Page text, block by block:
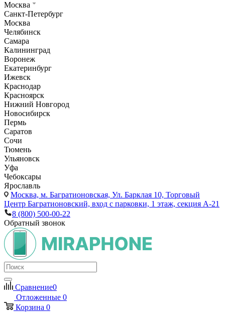
Москва
Санкт-Петербург
Москва
Челябинск
Самара
Калининград
Воронеж
Екатеринбург
Ижевск
Краснодар
Красноярск
Нижний Новгород
Новосибирск
Пермь
Саратов
Сочи
Тюмень
Ульяновск
Уфа
Чебоксары
Ярославль
Москва, м. Багратионовская, Ул. Барклая 10, Торговый
Центр Багратионовский, вход с парковки, 1 этаж, секция А-21
8 (800) 500-00-22
Обратный звонок
Сравнение0
Отложенные 0
Корзина 0